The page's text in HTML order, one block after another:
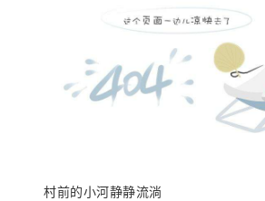
村前的小河静静流淌